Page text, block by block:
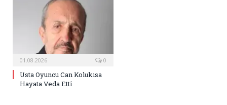
01.08.2026 0
Usta Oyuncu Can Kolukısa
Hayata Veda Etti